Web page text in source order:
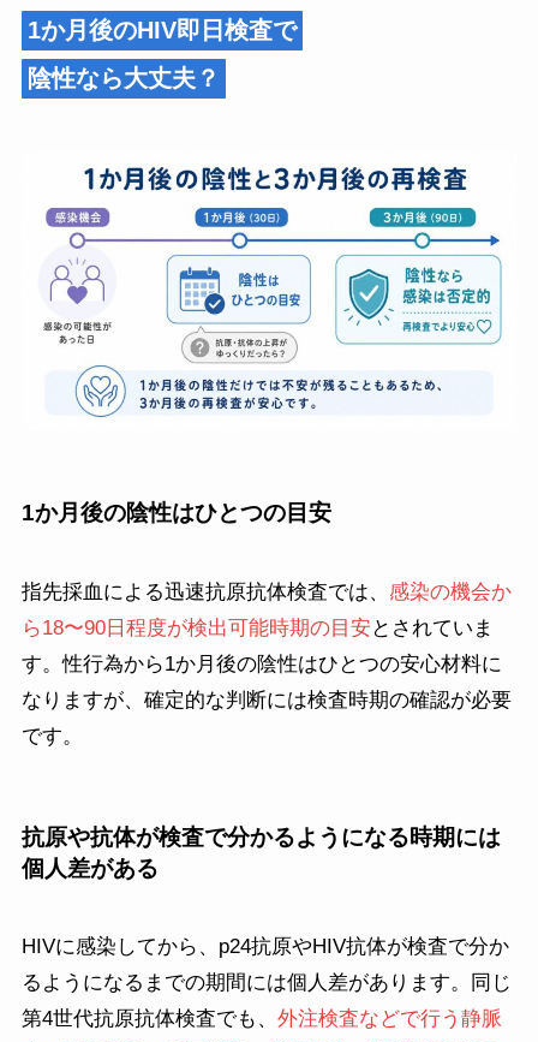
1か月後のHIV即日検査で
陰性なら大丈夫？
1か月後の陰性はひとつの目安
指先採血による迅速抗原抗体検査では、 感染の機会か
ら18〜90日程度が検出可能時期の目安 とされていま
す。性行為から1か月後の陰性はひとつの安心材料に
なりますが、確定的な判断には検査時期の確認が必要
です。
抗原や抗体が検査で分かるようになる時期には
個人差がある
HIVに感染してから、p24抗原やHIV抗体が検査で分か
るようになるまでの期間には個人差があります。同じ
第4世代抗原抗体検査でも、 外注検査などで行う静脈